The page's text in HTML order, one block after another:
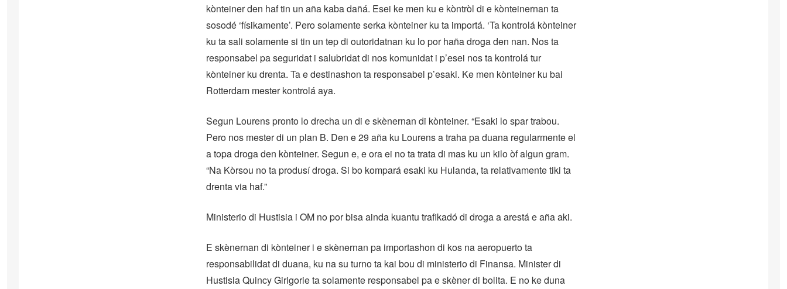
kònteiner den haf tin un aña kaba dañá. Esei ke men ku e kòntròl di e kònteinernan ta
sosodé ‘físikamente’. Pero solamente serka kònteiner ku ta importá. ‘Ta kontrolá kònteiner
ku ta sali solamente si tin un tep di outoridatnan ku lo por haña droga den nan. Nos ta
responsabel pa seguridat i salubridat di nos komunidat i p’esei nos ta kontrolá tur
kònteiner ku drenta. Ta e destinashon ta responsabel p’esaki. Ke men kònteiner ku bai
Rotterdam mester kontrolá aya.
Segun Lourens pronto lo drecha un di e skènernan di kònteiner. “Esaki lo spar trabou.
Pero nos mester di un plan B. Den e 29 aña ku Lourens a traha pa duana regularmente el
a topa droga den kònteiner. Segun e, e ora ei no ta trata di mas ku un kilo òf algun gram.
“Na Kòrsou no ta produsí droga. Si bo kompará esaki ku Hulanda, ta relativamente tiki ta
drenta via haf.”
Ministerio di Hustisia i OM no por bisa ainda kuantu trafikadó di droga a arestá e aña aki.
E skènernan di kònteiner i e skènernan pa importashon di kos na aeropuerto ta
responsabilidat di duana, ku na su turno ta kai bou di ministerio di Finansa. Minister di
Hustisia Quincy Girigorie ta solamente responsabel pa e skèner di bolita. E no ke duna